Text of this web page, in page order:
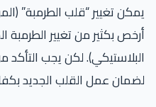
يمكن تغيير “قلب الطرمبة”
أرخص بكثير من تغيير الطرمبة
البلاستيكي). لكن يجب التأكد
لضمان عمل القلب الجديد